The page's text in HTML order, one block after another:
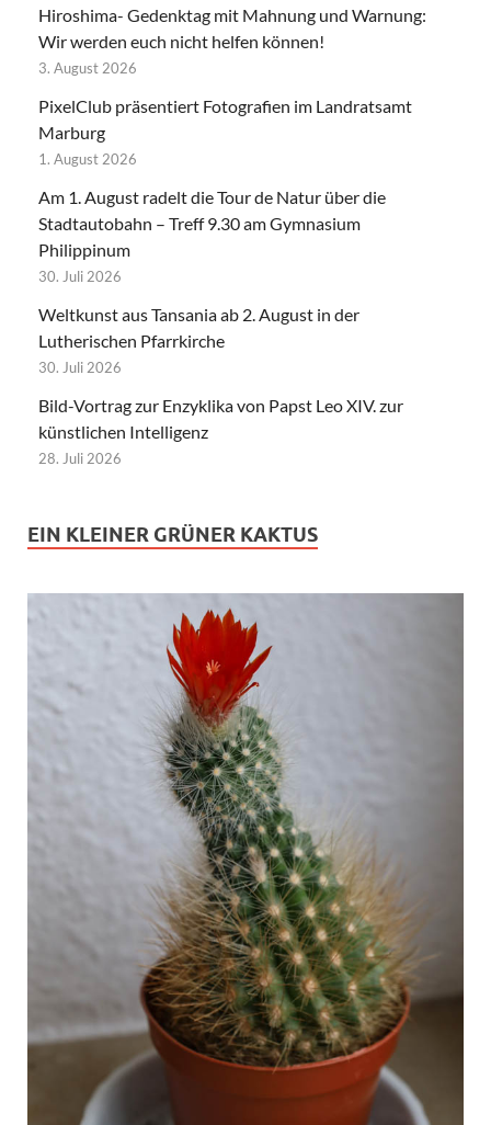
Hiroshima- Gedenktag mit Mahnung und Warnung:
Wir werden euch nicht helfen können!
3. August 2026
PixelClub präsentiert Fotografien im Landratsamt
Marburg
1. August 2026
Am 1. August radelt die Tour de Natur über die
Stadtautobahn – Treff 9.30 am Gymnasium
Philippinum
30. Juli 2026
Weltkunst aus Tansania ab 2. August in der
Lutherischen Pfarrkirche
30. Juli 2026
Bild-Vortrag zur Enzyklika von Papst Leo XIV. zur
künstlichen Intelligenz
28. Juli 2026
EIN KLEINER GRÜNER KAKTUS